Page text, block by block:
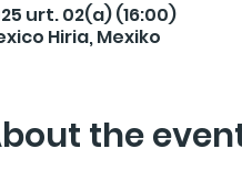
urt. 02(a) (16:00)
Hiria, Mexiko
the